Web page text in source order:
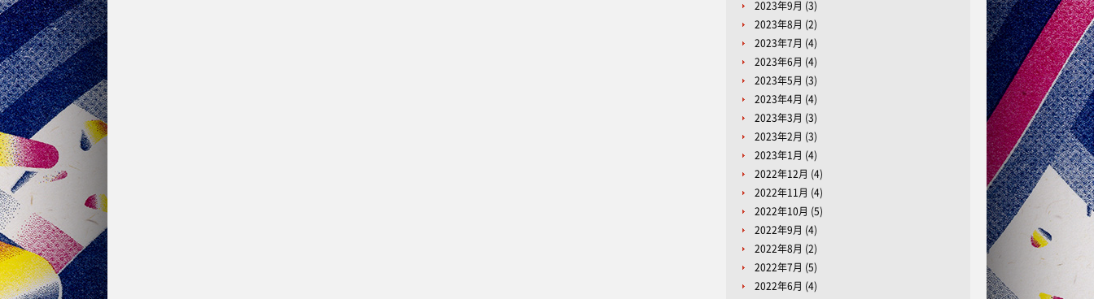
2023年9月 (3)
2023年8月 (2)
2023年7月 (4)
2023年6月 (4)
2023年5月 (3)
2023年4月 (4)
2023年3月 (3)
2023年2月 (3)
2023年1月 (4)
2022年12月 (4)
2022年11月 (4)
2022年10月 (5)
2022年9月 (4)
2022年8月 (2)
2022年7月 (5)
2022年6月 (4)